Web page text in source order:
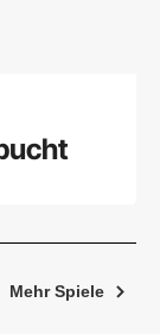
Mehr Spiele